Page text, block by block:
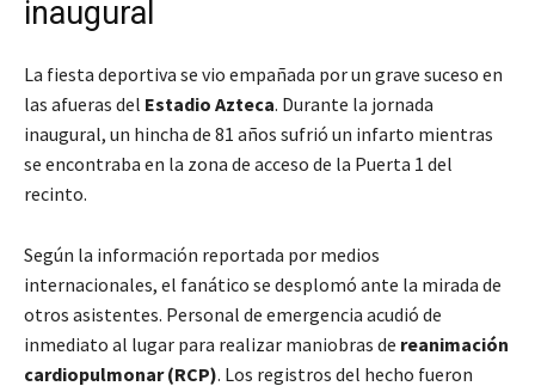
inaugural
La fiesta deportiva se vio empañada por un grave suceso en
las afueras del Estadio Azteca. Durante la jornada
inaugural, un hincha de 81 años sufrió un infarto mientras
se encontraba en la zona de acceso de la Puerta 1 del
recinto.
Según la información reportada por medios
internacionales, el fanático se desplomó ante la mirada de
otros asistentes. Personal de emergencia acudió de
inmediato al lugar para realizar maniobras de reanimación
cardiopulmonar (RCP). Los registros del hecho fueron